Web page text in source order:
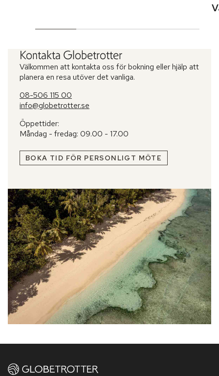
Kontakta Globetrotter
Välkommen att kontakta oss för bokning eller hjälp att
planera en resa utöver det vanliga.
08-506 115 00
info@globetrotter.se
Öppettider:
Måndag - fredag: 09.00 - 17.00
BOKA TID FÖR PERSONLIGT MÖTE